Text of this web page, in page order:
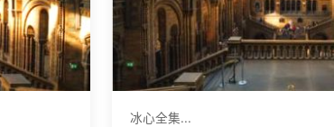
冰心全集...